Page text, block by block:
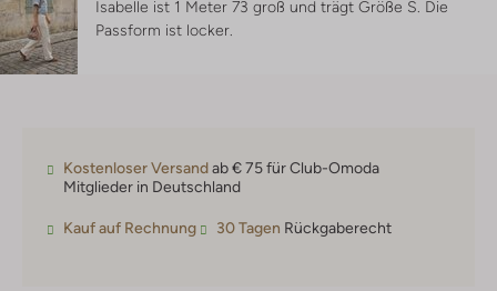
Isabelle ist 1 Meter 73 groß und trägt Größe S. Die
Passform ist locker
Kostenloser Versandab € 75 für Club-Omoda
Mitglieder in Deutschland
Kauf auf Rechnung 30 Tagen Rückgaberecht